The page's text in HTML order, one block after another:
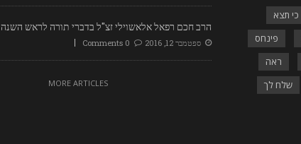
הרב חכם רפאל אלאשוילי זצ"ל בדברי תורה לראש השנה
ספטמבר 12, 2016
MORE ARTICLES
כי תצא
פינחס
ראה
שלח לך